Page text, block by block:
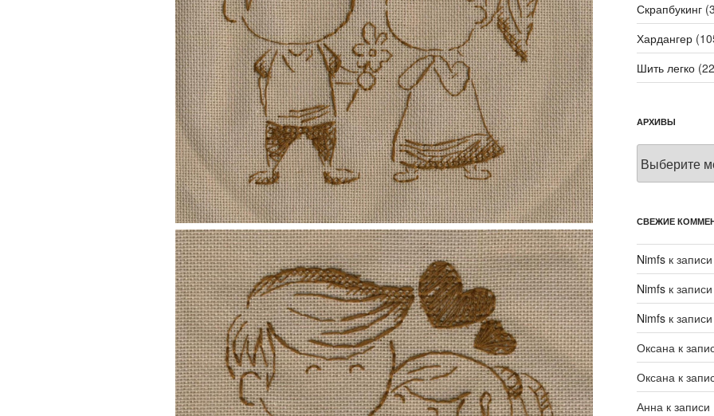
Скрапбукинг
Хардангер
Шить легко
АРХИВЫ
СВЕЖИЕ
Nimfsк
Nimfsк
Nimfsк
Оксанак
Оксанак
Аннак записи